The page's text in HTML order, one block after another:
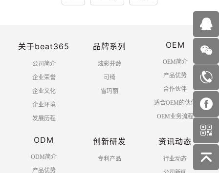
关于beat365
公司简介
企业荣誉
企业文化
企业环境
发展历程
品牌系列
炫彩芬龄
可绮
雪玛丽
OEM
OEM简介
产品优势
合作伙伴
适合OEM的伙伴
OEM业务流程
ODM
ODM简介
产品优势
创新研发
专利产品
资讯动态
行业动态